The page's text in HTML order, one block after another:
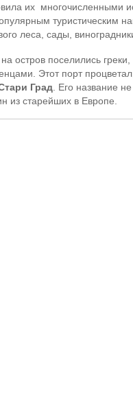
их многочисленными
туристическим
леса, сады,
остров поселились
Этот порт
Град . Его название
из старейших в Европе.